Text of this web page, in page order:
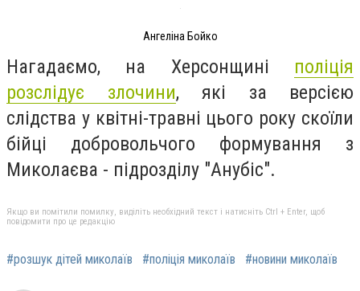
Ангеліна Бойко
Нагадаємо, на Херсонщині поліція
розслідує злочини, які за версією
слідства у квітні-травні цього року скоїли
бійці добровольчого формування з
Миколаєва - підрозділу "Анубіс".
Якщо ви помітили помилку, виділіть необхідний текст і натисніть Ctrl + Enter, щоб
повідомити про це редакцію
#розшук дітей миколаїв #поліція миколаїв #новини миколаїв